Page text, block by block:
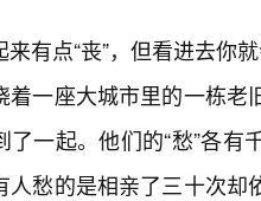
来有点“丧”，但看进去你
着一座大城市里的一栋
了一起。他们的“愁”各
人愁的是相亲了三十次